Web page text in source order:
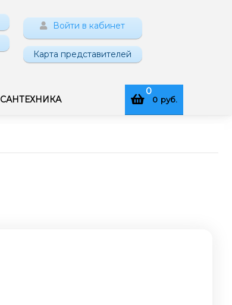
Войти в кабинет
Карта представителей
САНТЕХНИКА
0
0 руб.